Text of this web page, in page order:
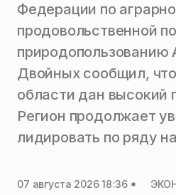
Федерации по
продовольственной
природопользованию
Двойных сообщил,
области дан высокий
Регион продолжает
лидировать по ряду
07 августа 2026 18:36